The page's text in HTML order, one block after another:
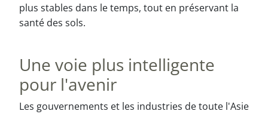
plus stables dans le temps, tout en préservant la
santé des sols.
Une voie plus intelligente
pour l'avenir
Les gouvernements et les industries de toute l'Asie